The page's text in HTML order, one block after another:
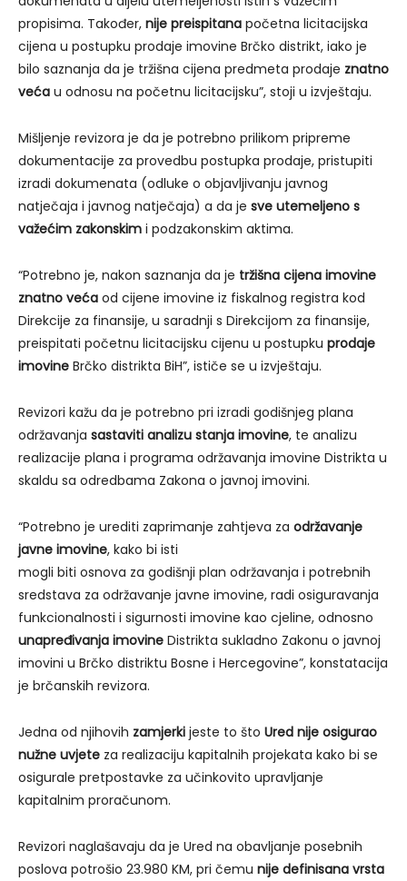
propisima. Također, nije preispitana početna licitacijska
cijena u postupku prodaje imovine Brčko distrikt, iako je
bilo saznanja da je tržišna cijena predmeta prodaje znatno
veća u odnosu na početnu licitacijsku”, stoji u izvještaju.
Mišljenje revizora je da je potrebno prilikom pripreme
dokumentacije za provedbu postupka prodaje, pristupiti
izradi dokumenata (odluke o objavljivanju javnog
natječaja i javnog natječaja) a da je sve utemeljeno s
važećim zakonskim i podzakonskim aktima.
“Potrebno je, nakon saznanja da je tržišna cijena imovine
znatno veća od cijene imovine iz fiskalnog registra kod
Direkcije za finansije, u saradnji s Direkcijom za finansije,
preispitati početnu licitacijsku cijenu u postupku prodaje
imovine Brčko distrikta BiH”, ističe se u izvještaju.
Revizori kažu da je potrebno pri izradi godišnjeg plana
održavanja sastaviti analizu stanja imovine, te analizu
realizacije plana i programa održavanja imovine Distrikta u
skaldu sa odredbama Zakona o javnoj imovini.
“Potrebno je urediti zaprimanje zahtjeva za održavanje
javne imovine, kako bi isti
mogli biti osnova za godišnji plan održavanja i potrebnih
sredstava za održavanje javne imovine, radi osiguravanja
funkcionalnosti i sigurnosti imovine kao cjeline, odnosno
unapređivanja imovine Distrikta sukladno Zakonu o javnoj
imovini u Brčko distriktu Bosne i Hercegovine”, konstatacija
je brčanskih revizora.
Jedna od njihovih zamjerki jeste to što Ured nije osigurao
nužne uvjete za realizaciju kapitalnih projekata kako bi se
osigurale pretpostavke za učinkovito upravljanje
kapitalnim proračunom.
Revizori naglašavaju da je Ured na obavljanje posebnih
poslova potrošio 23.980 KM, pri čemu nije definisana vrsta